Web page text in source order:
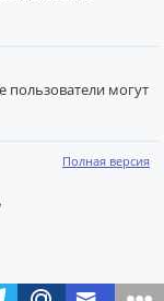
пользователи могут
Полная версия